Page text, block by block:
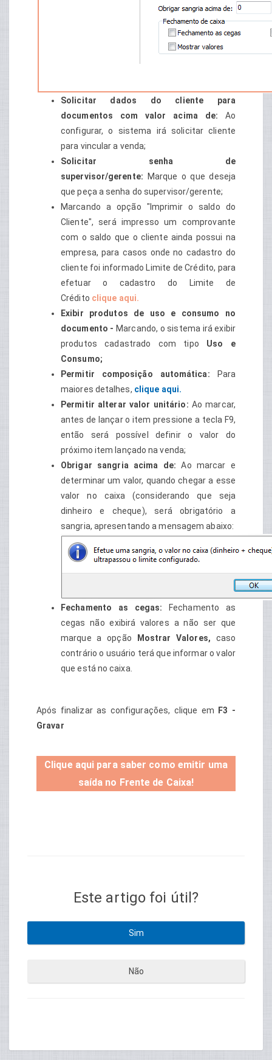
Solicitar dados do cliente para
documentos com valor acima de: Ao
configurar, o sistema irá solicitar cliente
para vincular a venda;
Solicitar senha de
supervisor/gerente:
Marque o que deseja
que peça a senha do supervisor/gerente;
Marcando a opção "Imprimir o saldo do
Cliente", será impresso um comprovante
com o saldo que o cliente ainda possui na
empresa, para casos onde no cadastro do
cliente foi informado Limite de Crédito, para
efetuar o cadastro do Limite de
Crédito clique aqui.
Exibir produtos de uso e consumo no
documento - Marcando, o sistema irá exibir
produtos cadastrado com tipo Uso e
Consumo;
Permitir composição automática: Para
maiores detalhes, clique aqui.
Permitir alterar valor unitário: Ao marcar,
antes de lançar o item pressione a tecla F9,
então será possível definir o valor do
próximo item lançado na venda;
Obrigar sangria acima de:Ao marcar e
determinar um valor, quando chegar a esse
valor no caixa (considerando que seja
dinheiro e cheque), será obrigatório a
sangria, apresentando a mensagem abaixo:
Fechamento as cegas: Fechamento as
cegas não exibirá valores a não ser que
marque a opção
Mostrar Valores, caso
contrário o usuário terá que informar o valor
que está no caixa.
Após finalizar as configurações, clique em F3 -
Gravar
Clique aqui para saber como emitir uma
saída no Frente de Caixa!
Este artigo foi útil?